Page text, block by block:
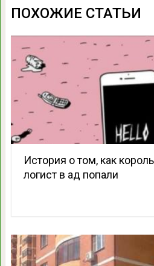
ПОХОЖИЕ СТАТЬИ
История о том, как
логист в ад попали